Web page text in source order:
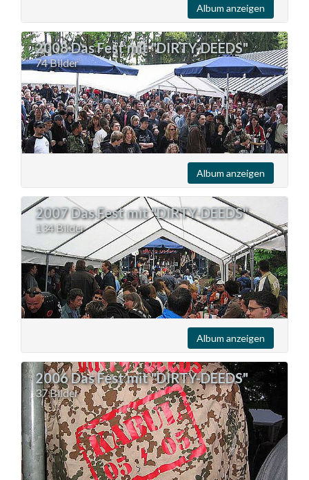
Album anzeigen
2008 Das Fest mit "DIRTY-DEEDS"
74 Bilder
Album anzeigen
2007 Das Fest mit "DIRTY-DEEDS"
134 Bilder
Album anzeigen
2006 Das Fest mit "DIRTY-DEEDS"
37 Bilder